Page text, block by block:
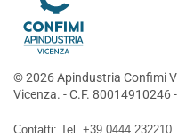
©2026Apindustria Confimi
Vicenza. - C.F. 80014910246 -
Contatti: Tel. +39 0444